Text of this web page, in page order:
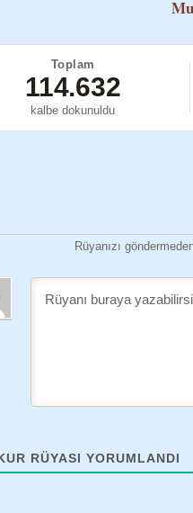
Toplam
114.632
kalbe dokunuldu
Rüyanızı
RÜYASI YORUMLANDI